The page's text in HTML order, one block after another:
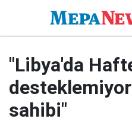
"Libya'da
sahibi"